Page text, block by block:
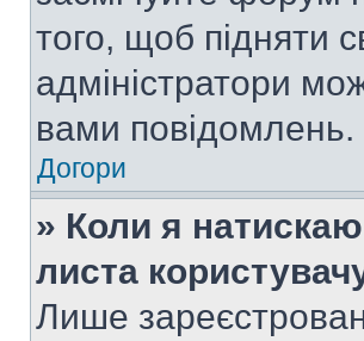
того, щоб підняти
адміністратори
вами повідомлень.
Догори
» Коли я
листа
Лише